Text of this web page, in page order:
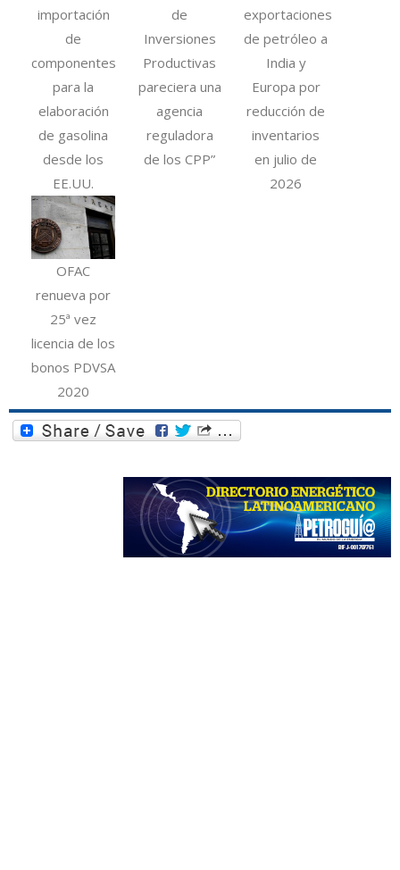
importación
de
componentes
para la
elaboración
de gasolina
desde los
EE.UU.
de
Inversiones
Productivas
pareciera una
agencia
reguladora
de los CPP”
exportaciones
de petróleo a
India y
Europa por
reducción de
inventarios
en julio de
2026
OFAC
renueva por
25ª vez
licencia de los
bonos PDVSA
2020